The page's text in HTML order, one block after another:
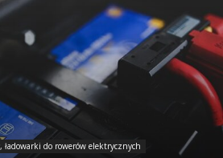
do rowerów elektrycznych